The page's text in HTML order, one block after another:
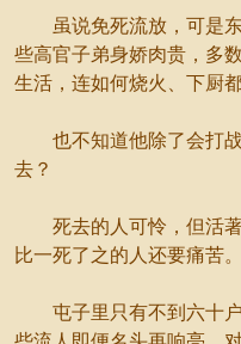
虽说免死流放，可是东
些高官子弟身娇肉贵，多
生活，连如何烧火、下厨
也不知道他除了会打战
去？
死去的人可怜，但活著
比一死了之的人还要痛苦。
屯子里只有不到六十户